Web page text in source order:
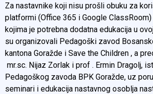
Za nastavnike koji nisu prošli obuku za
platformi (Office 365 i Google
kojima je potrebna dodatna edukacija u
su organizovali Pedagoški zavod
kantona Goražde i Save the Children , a
mr.sc. Nijaz Zorlak i prof . Ermin Dragolj,
Pedagoškog zavoda BPK Goražde, uz
seminari i edukacija nastavnog osoblja